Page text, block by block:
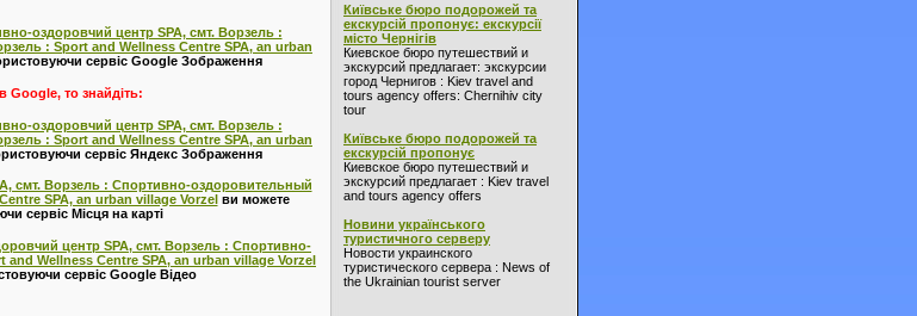
Київське бюро подорожей та
екскурсій пропонує: екскурсії
місто Чернігів
Киевское бюро путешествий и
экскурсий предлагает: экскурсии
город Чернигов : Kiev travel and
tours agency offers: Chernihiv city
tour
Київське бюро подорожей та
екскурсій пропонує
Киевское бюро путешествий и
экскурсий предлагает : Kiev travel
and tours agency offers
Новини українського
туристичного серверу
Новости украинского
туристического сервера : News of
the Ukrainian tourist server
оздоровчий центр SPA, смт. Ворзель :
: Sport and Wellness Centre SPA, an urban
сервіс Google Зображення
то знайдіть:
оздоровчий центр SPA, смт. Ворзель :
: Sport and Wellness Centre SPA, an urban
сервіс Яндекс Зображення
смт. Ворзель : Спортивно-оздоровительный
SPA, an urban village Vorzelви можете
сервіс Місця на карті
центр SPA, смт. Ворзель : Спортивно-
Wellness Centre SPA, an urban village Vorzel
сервіс Google Відео